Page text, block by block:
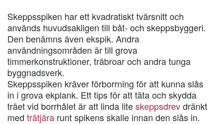
Skeppsspiken har ett kvadratiskt tvärsnitt och
används huvudsakligen till båt- och skeppsbyggeri.
Den benämns även ekspik. Andra
användningsområden är till grova
timmerkonstruktioner, träbroar och andra tunga
byggnadsverk.
Skeppsspiken kräver förborrning för att kunna slås
in i grova ekplank. Ett tips för att täta och skydda
träet vid borrhålet är att linda liteskeppsdrevdränkt
med trätjära runt spikens skalle innan den slås in.